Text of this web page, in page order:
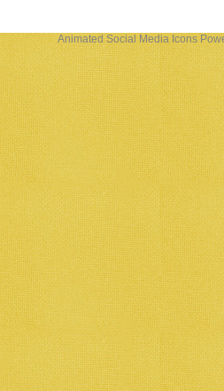
Animated Social Media Icons